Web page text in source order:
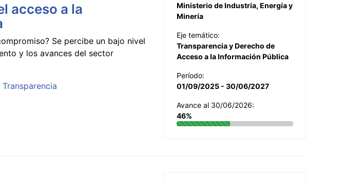
acceso a la
Se percibe un bajo nivel
y los avances del sector
Transparencia
Ministerio de Industria, Energía y
Minería
Eje temático:
Transparencia y Derecho de
Acceso a la Información Pública
Período:
01/09/2025 - 30/06/2027
Avance al 30/06/2026:
46%